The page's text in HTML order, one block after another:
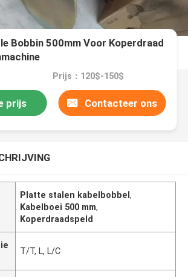
Bobbin 500mm Voor Koperdraad
Prijs：120$-150$
prijs Contacteer ons
Platte stalen kabelbobbel,
Kabelboei 500 mm,
Koperdraadspeld
T/T, L, L/C